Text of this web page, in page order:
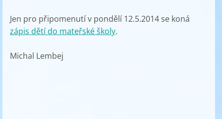
Jen pro připomenutí v pondělí 12.5.2014 se koná
zápis dětí do mateřské školy.
Michal Lembej